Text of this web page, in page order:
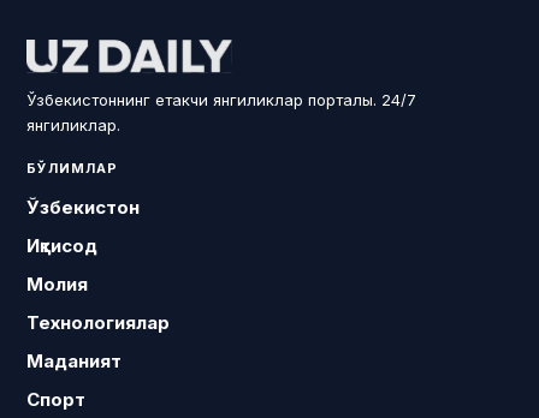
Ўзбекистоннинг етакчи янгиликлар порталы. 24/7
янгиликлар.
БЎЛИМЛАР
Ўзбекистон
Иқтисод
Молия
Технологиялар
Маданият
Спорт